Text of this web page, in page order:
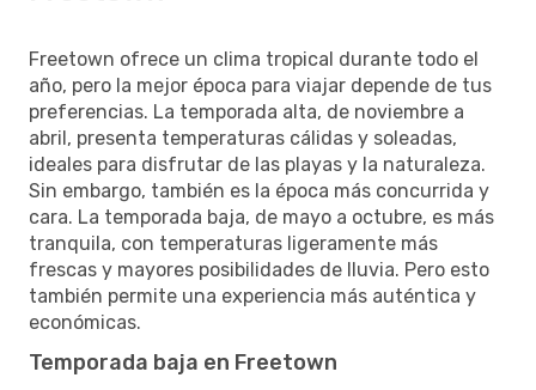
Freetown ofrece un clima tropical durante todo el
año, pero la mejor época para viajar depende de tus
preferencias. La temporada alta, de noviembre a
abril, presenta temperaturas cálidas y soleadas,
ideales para disfrutar de las playas y la naturaleza.
Sin embargo, también es la época más concurrida y
cara. La temporada baja, de mayo a octubre, es más
tranquila, con temperaturas ligeramente más
frescas y mayores posibilidades de lluvia. Pero esto
también permite una experiencia más auténtica y
económicas.
Temporada baja en Freetown